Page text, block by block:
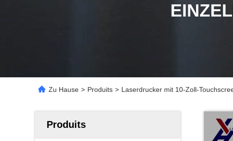
Zu Hause > Produits > Laserdrucker mit 10-Zoll-
Produits